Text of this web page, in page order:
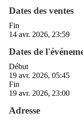
Dates des ventes
Fin
14 avr. 2026, 23:59
Dates de
Début
19 avr. 2026, 05:45
Fin
19 avr. 2026, 23:00
Adresse